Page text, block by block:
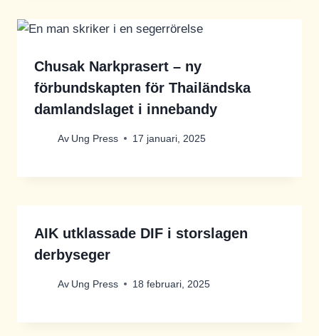
Chusak Narkprasert – ny
förbundskapten för Thailändska
damlandslaget i innebandy
Av Ung Press 17 januari, 2025
AIK utklassade DIF i storslagen
derbyseger
Av Ung Press 18 februari, 2025